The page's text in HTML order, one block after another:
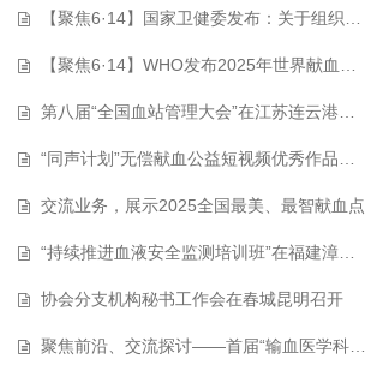
【聚焦6·14】国家卫健委发布：关于组织开展2025年世界献血者日宣传活动的通知…
【聚焦6·14】WHO发布2025年世界献血者日宣传海报！
第八届“全国血站管理大会”在江苏连云港开幕！
“同声计划”无偿献血公益短视频优秀作品揭晓
交流业务，展示2025全国最美、最智献血点
“持续推进血液安全监测培训班”在福建漳州举办
协会分支机构秘书工作会在春城昆明召开
聚焦前沿、交流探讨——首届“输血医学科研创新交流大会”成功举办